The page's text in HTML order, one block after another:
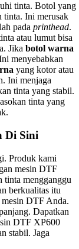
tinta. Botol yang
tinta. Ini merusak
pada printhead.
atau lumut bisa
Jika botol warna
menyebabkan
yang kotor atau
Ini menjaga
tinta yang stabil.
tinta yang
Di Sini
Produk kami
mesin DTF
tinta mengganggu
berkualitas itu
mesin DTF Anda.
Dapatkan
DTF XP600
stabil. Jaga